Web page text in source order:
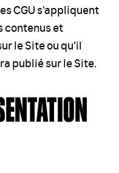
CGU s'appliquent
contenus et
le Site ou qu’il
publié sur le Site.